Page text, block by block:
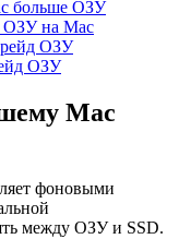
больше ОЗУ
ОЗУ на Mac
ОЗУ
ОЗУ
Mac
фоновыми
между ОЗУ и SSD.